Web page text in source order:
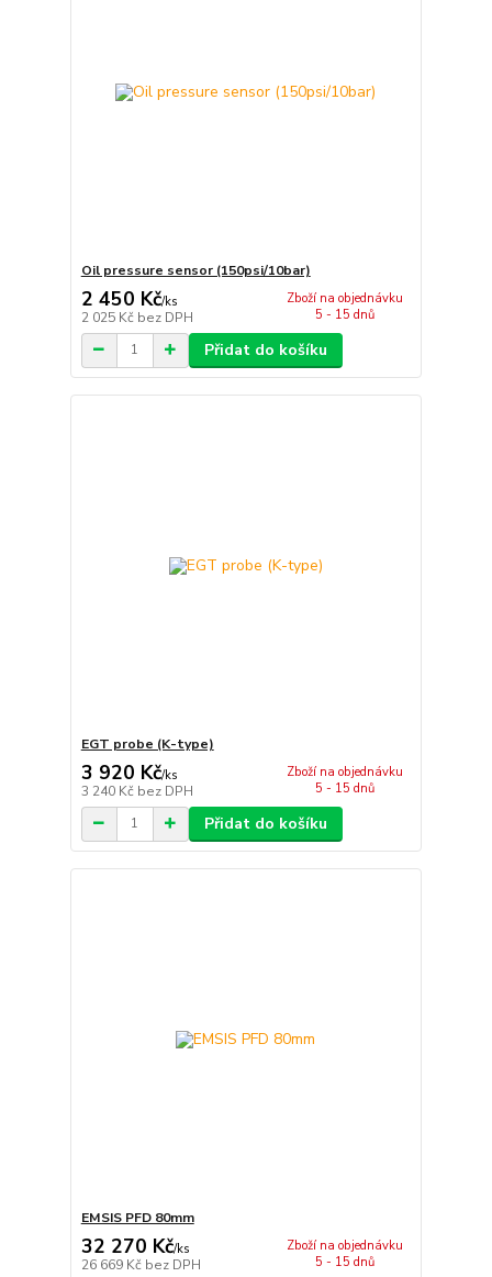
Oil pressure sensor (150psi/10bar)
2 450 Kč/ks
2 025 Kč bez DPH
Zboží na objednávku
5 - 15 dnů
Přidat do košíku
EGT probe (K-type)
3 920 Kč/ks
3 240 Kč bez DPH
Zboží na objednávku
5 - 15 dnů
Přidat do košíku
EMSIS PFD 80mm
32 270 Kč/ks
26 669 Kč bez DPH
Zboží na objednávku
5 - 15 dnů